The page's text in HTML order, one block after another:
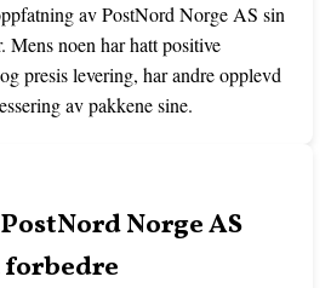
av PostNord Norge AS sin
Mens noen har hatt positive
presis levering, har andre opplevd
av pakkene sine.
Norge AS
forbedre